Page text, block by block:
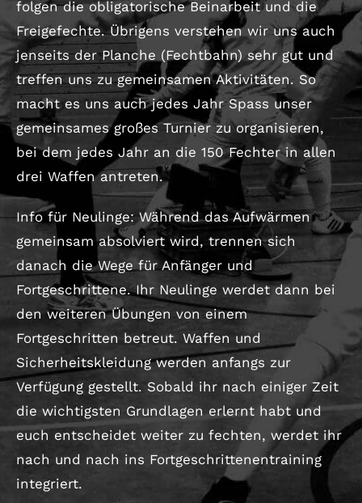
folgen die obligatorische Beinarbeit und die
Freigefechte. Übrigens verstehen wir uns auch
jenseits der Planche (Fechtbahn) sehr gut und
treffen uns zu gemeinsamen Aktivitäten. So
macht es uns auch jedes Jahr Spass unser
gemeinsames großes Turnier zu organisieren,
bei dem jedes Jahr an die 150 Fechter in allen
drei Waffen antreten.
Info für Neulinge: Während das Aufwärmen
gemeinsam absolviert wird, trennen sich
danach die Wege für Anfänger und
Fortgeschrittene. Ihr Neulinge werdet dann bei
den weiteren Übungen von einem
Fortgeschritten betreut. Waffen und
Sicherheitskleidung werden anfangs zur
Verfügung gestellt. Sobald ihr nach einiger Zeit
die wichtigsten Grundlagen erlernt habt und
euch entscheidet weiter zu fechten, werdet ihr
nach und nach ins Fortgeschrittenentraining
integriert.